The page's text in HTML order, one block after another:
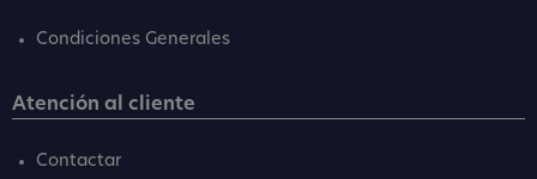
Condiciones Generales
Atención al cliente
Contactar